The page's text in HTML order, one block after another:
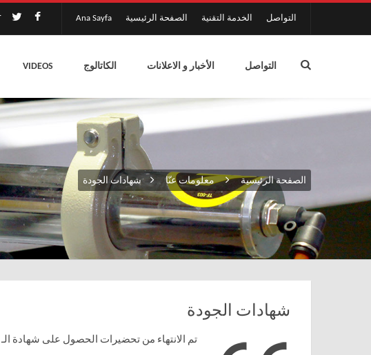
Ana Sayfa الصفحة الرئيسية الخدمة التقنية التواصل
VIDEOS الكاتالوج الأخبار و الاعلانات التواصل
الصفحة الرئيسية معلومات عنّا شهادات الجودة
شهادات الجودة
تم الانتهاء من تحضيرات الحصول على شهادة الـ CE سنة 2005 و بذلك أصبحنا مطابقين للمواصفات الأوروبية . قمنا بتجديد شهادة الـ CE الخاصة بنا سنة 2013 .